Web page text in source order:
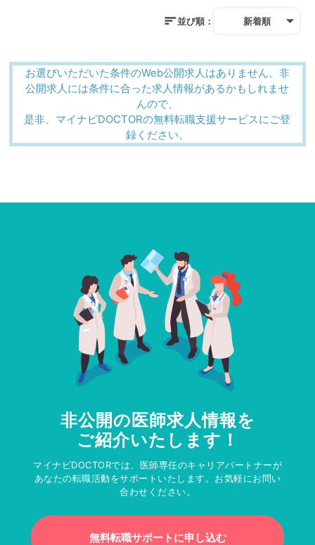
並び順： 新着順
お選びいただいた条件のWeb公開求人はありません。非
公開求人には条件に合った求人情報があるかもしれませ
んので、
是非、マイナビDOCTORの無料転職支援サービスにご登
録ください。
非公開の医師求人情報を
ご紹介いたします！
マイナビDOCTORでは、医師専任のキャリアパートナーが
あなたの転職活動をサポートいたします。お気軽にお問い
合わせください。
無料転職サポートに申し込む